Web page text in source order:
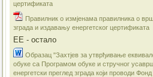
цертификата
Правилник о измјенама правилника о
зграда и издавању енергетског цертификата
ЕЕ - остало
Образац "Захтјев за утврђивање
обуке са Програмом обуке и стручног
енергетски преглед зграда који проводи